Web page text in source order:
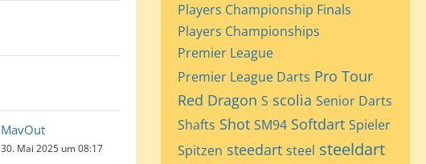
MavOut
30. Mai 2025 um 08:17
Players Championship Finals
Players Championships
Premier League
Premier League Darts Pro Tour
Red Dragon S scolia Senior Darts
Shafts Shot SM94 Softdart Spieler
Spitzen steedart steel steeldart